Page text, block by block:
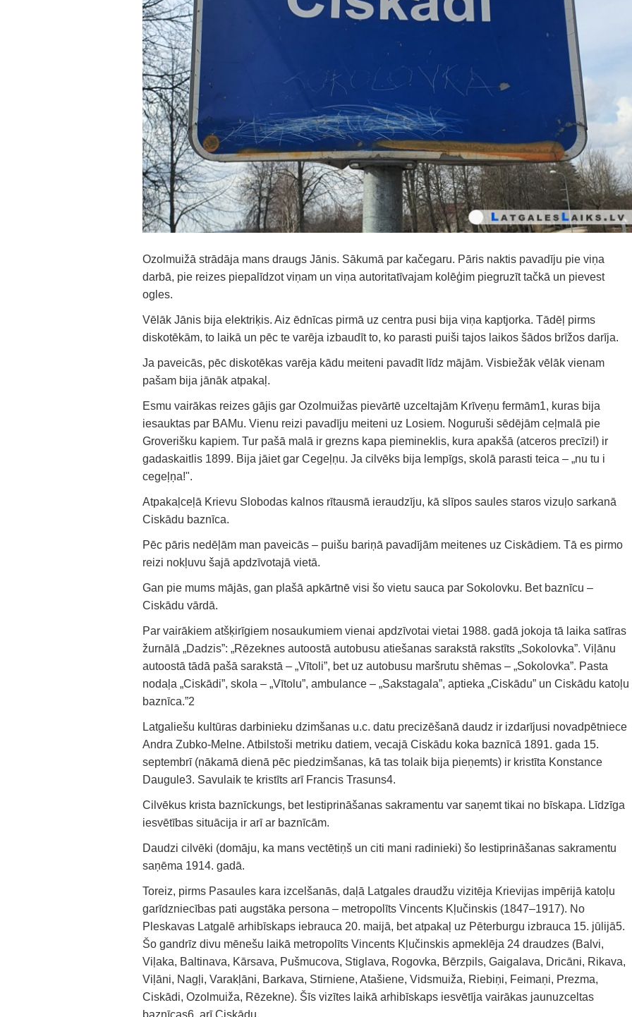
Ozolmuižā strādāja mans draugs Jānis. Sākumā par kačegaru. Pāris naktis pavadīju pie viņa
darbā, pie reizes piepalīdzot viņam un viņa autoritatīvajam kolēģim piegruzīt tačkā un pievest
ogles.
Vēlāk Jānis bija elektriķis. Aiz ēdnīcas pirmā uz centra pusi bija viņa kaptjorka. Tādēļ pirms
diskotēkām, to laikā un pēc te varēja izbaudīt to, ko parasti puiši tajos laikos šādos brīžos darīja.
Ja paveicās, pēc diskotēkas varēja kādu meiteni pavadīt līdz mājām. Visbiežāk vēlāk vienam
pašam bija jānāk atpakaļ.
Esmu vairākas reizes gājis gar Ozolmuižas pievārtē uzceltajām Krīveņu fermām1, kuras bija
iesauktas par BAMu. Vienu reizi pavadīju meiteni uz Losiem. Noguruši sēdējām ceļmalā pie
Groverišku kapiem. Tur pašā malā ir grezns kapa piemineklis, kura apakšā (atceros precīzi!) ir
gadaskaitlis 1899. Bija jāiet gar Cegeļņu. Ja cilvēks bija lempīgs, skolā parasti teica – „nu tu i
cegeļņa!".
Atpakaļceļā Krievu Slobodas kalnos rītausmā ieraudzīju, kā slīpos saules staros vizuļo sarkanā
Ciskādu baznīca.
Pēc pāris nedēļām man paveicās – puišu bariņā pavadījām meitenes uz Ciskādiem. Tā es pirmo
reizi nokļuvu šajā apdzīvotajā vietā.
Gan pie mums mājās, gan plašā apkārtnē visi šo vietu sauca par Sokolovku. Bet baznīcu –
Ciskādu vārdā.
Par vairākiem atšķirīgiem nosaukumiem vienai apdzīvotai vietai 1988. gadā jokoja tā laika satīras
žurnālā „Dadzis”: „Rēzeknes autoostā autobusu atiešanas sarakstā rakstīts „Sokolovka”. Viļānu
autoostā tādā pašā sarakstā – „Vītoli”, bet uz autobusu maršrutu shēmas – „Sokolovka”. Pasta
nodaļa „Ciskādi”, skola – „Vītolu”, ambulance – „Sakstagala”, aptieka „Ciskādu” un Ciskādu katoļu
baznīca.”2
Latgaliešu kultūras darbinieku dzimšanas u.c. datu precizēšanā daudz ir izdarījusi novadpētniece
Andra Zubko-Melne. Atbilstoši metriku datiem, vecajā Ciskādu koka baznīcā 1891. gada 15.
septembrī (nākamā dienā pēc piedzimšanas, kā tas tolaik bija pieņemts) ir kristīta Konstance
Daugule3. Savulaik te kristīts arī Francis Trasuns4.
Cilvēkus krista baznīckungs, bet Iestiprināšanas sakramentu var saņemt tikai no bīskapa. Līdzīga
iesvētības situācija ir arī ar baznīcām.
Daudzi cilvēki (domāju, ka mans vectētiņš un citi mani radinieki) šo Iestiprināšanas sakramentu
saņēma 1914. gadā.
Toreiz, pirms Pasaules kara izcelšanās, daļā Latgales draudžu vizitēja Krievijas impērijā katoļu
garīdzniecības pati augstāka persona – metropolīts Vincents Kļučinskis (1847–1917). No
Pleskavas Latgalē arhibīskaps iebrauca 20. maijā, bet atpakaļ uz Pēterburgu izbrauca 15. jūlijā5.
Šo gandrīz divu mēnešu laikā metropolīts Vincents Kļučinskis apmeklēja 24 draudzes (Balvi,
Viļaka, Baltinava, Kārsava, Pušmucova, Stiglava, Rogovka, Bērzpils, Gaigalava, Dricāni, Rikava,
Viļāni, Nagļi, Varakļāni, Barkava, Stirniene, Atašiene, Vidsmuiža, Riebiņi, Feimaņi, Prezma,
Ciskādi, Ozolmuiža, Rēzekne). Šīs vizītes laikā arhibīskaps iesvētīja vairākas jaunuzceltas
baznīcas6, arī Ciskādu.